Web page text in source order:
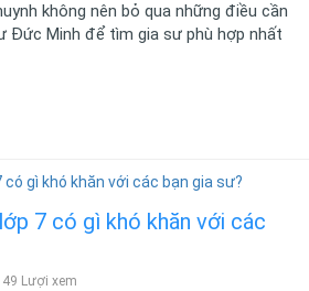
không nên bỏ qua những điều cần
Đức Minh để tìm gia sư phù hợp nhất
7 có gì khó khăn với các
Lượi xem